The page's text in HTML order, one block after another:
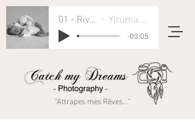
01 - River Flows In You Yiruma - Rivers Flow In You
-03:05
"Attrapes mes Rêves..."